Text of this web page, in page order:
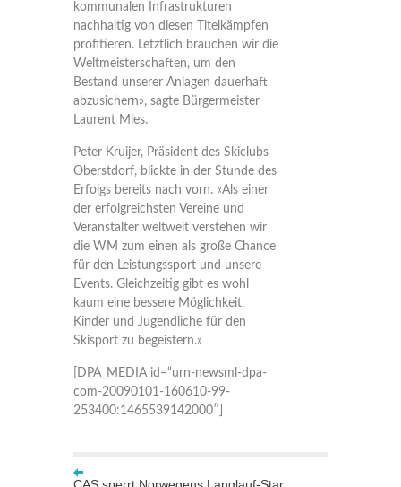
kommunalen Infrastrukturen
nachhaltig von diesen Titelkämpfen
profitieren. Letztlich brauchen wir die
Weltmeisterschaften, um den
Bestand unserer Anlagen dauerhaft
abzusichern», sagte Bürgermeister
Laurent Mies.
Peter Kruijer, Präsident des Skiclubs
Oberstdorf, blickte in der Stunde des
Erfolgs bereits nach vorn. «Als einer
der erfolgreichsten Vereine und
Veranstalter weltweit verstehen wir
die WM zum einen als große Chance
für den Leistungssport und unsere
Events. Gleichzeitig gibt es wohl
kaum eine bessere Möglichkeit,
Kinder und Jugendliche für den
Skisport zu begeistern.»
[DPA_MEDIA id=“urn-newsml-dpa-
com-20090101-160610-99-
253400:1465539142000″]